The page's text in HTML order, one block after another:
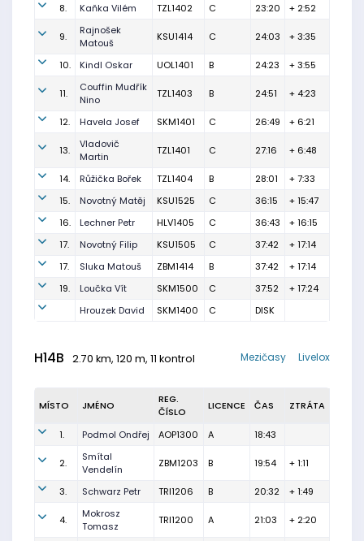
8. Kaňka Vilém TZL1402 C 23:20 + 2:52
9.
Rajnošek
Matouš
KSU1414 C 24:03 + 3:35
10. Kindl Oskar UOL1401 B 24:23 + 3:55
11.
Couffin Mudřík
Nino
TZL1403 B 24:51 + 4:23
12. Havela Josef SKM1401 C 26:49 + 6:21
13.
Vladovič
Martin
TZL1401 C 27:16 + 6:48
14. Růžička Bořek TZL1404 B 28:01
+ 7:33
15.
Novotný Matěj KSU1525 C 36:15
+ 15:47
16.
Lechner Petr HLV1405 C 36:43
+ 16:15
17.
Novotný Filip KSU1505 C 37:42
+ 17:14
17.
Sluka Matouš ZBM1414 B 37:42
+ 17:14
19.
Loučka Vít SKM1500 C 37:52
+ 17:24
Hrouzek David
SKM1400 C DISK
H14B 2.70 km, 120 m, 11 kontrol Livelox
Mezičasy
MÍSTO JMÉNO
REG.
ČÍSLO
LICENCE ČAS ZTRÁTA
1. Podmol Ondřej AOP1300 A 18:43
2.
Smítal
Vendelín
ZBM1203 B 19:54 + 1:11
3. Schwarz Petr TRI1206 B 20:32 + 1:49
4.
Mokrosz
Tomasz
TRI1200 A 21:03 + 2:20